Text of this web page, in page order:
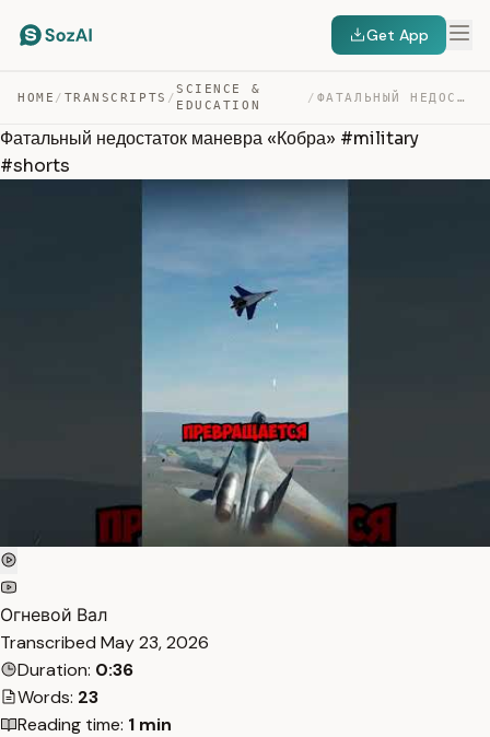
Get App
HOME / TRANSCRIPTS /
SCIENCE &
EDUCATION
/ ФАТАЛЬНЫЙ НЕДОСТАТОК МАНЕВРА «КОБРА» #MILITARY #SHORTS — TRANSCRIPT
Фатальный недостаток маневра «Кобра» #military
#shorts
Огневой Вал
Transcribed May 23, 2026
Duration: 0:36
Words: 23
Reading time: 1 min